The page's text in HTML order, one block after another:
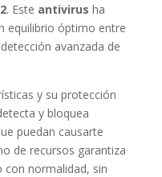
. Este antivirus ha
equilibrio óptimo entre
avanzada de
y su protección
y bloquea
puedan causarte
de recursos garantiza
con normalidad, sin